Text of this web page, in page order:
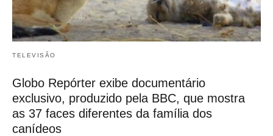
TELEVISÃO
Globo Repórter exibe documentário
exclusivo, produzido pela BBC, que mostra
as 37 faces diferentes da família dos
canídeos